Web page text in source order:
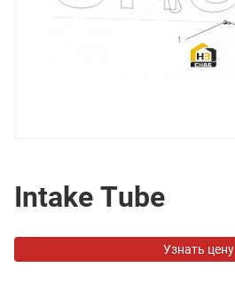
Intake Tube
Узнать цену